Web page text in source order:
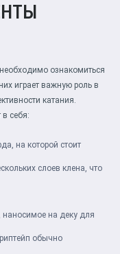
ознакомиться
играет важную роль в
катания.
себя:
на которой стоит
слоев клена, что
наносимое на деку для
обычно